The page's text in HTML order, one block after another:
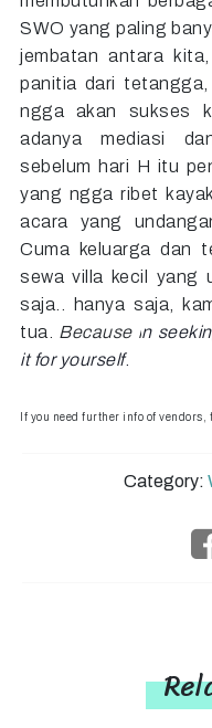
SWO yang paling
jembatan antara
panitia dari
ngga akan sukses
adanya mediasi
sebelum hari H itu
yang ngga ribet
acara yang
Cuma keluarga dan
sewa villa kecil yang
saja.. hanya saja,
tua. Because in
it for yourself.
If you need further info of
Category: